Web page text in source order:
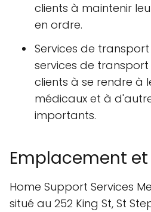
clients à maintenir
en ordre.
Services de
services de
clients à se rendre à
médicaux et à
importants.
Emplacement
Home Support Services
situé au 252 King St, St